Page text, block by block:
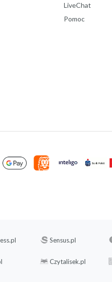
LiveChat
Pomoc
Sensus.pl
Czytalisek.pl